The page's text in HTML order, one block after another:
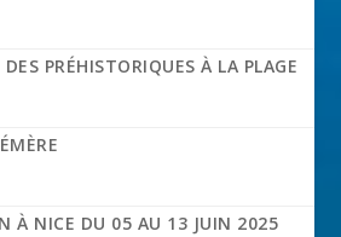
PRÉHISTORIQUES À LA PLAGE
À NICE DU 05 AU 13 JUIN 2025